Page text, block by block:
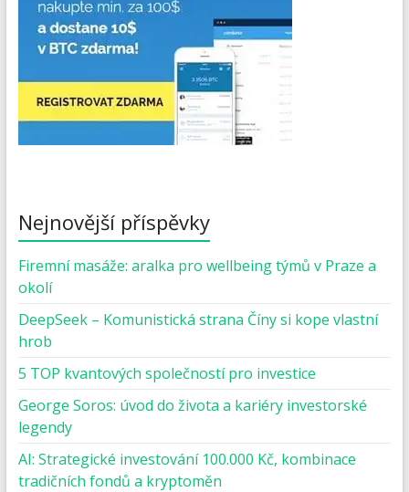
Nejnovější příspěvky
Firemní masáže: aralka pro wellbeing týmů v Praze a
okolí
DeepSeek – Komunistická strana Číny si kope vlastní
hrob
5 TOP kvantových společností pro investice
George Soros: úvod do života a kariéry investorské
legendy
AI: Strategické investování 100.000 Kč, kombinace
tradičních fondů a kryptoměn